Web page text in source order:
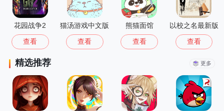
花园战争2
查看
猫汤游戏中文版
查看
熊猫面馆
查看
以校之名最新版
查看
精选推荐 更多